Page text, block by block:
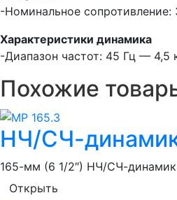
-Номинальное
Характеристики динамика
-Диапазон частот: 45 Гц — 4,5
Похожие
НЧ/СЧ-динамик
165-мм (6 1/2″) НЧ/СЧ-динамик
Открыть